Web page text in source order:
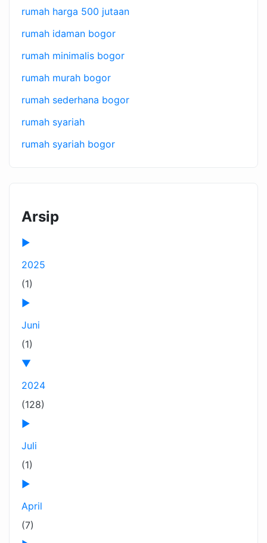
rumah harga 500 jutaan
rumah idaman bogor
rumah minimalis bogor
rumah murah bogor
rumah sederhana bogor
rumah syariah
rumah syariah bogor
Arsip
►
2025
(1)
►
Juni
(1)
▼
2024
(128)
►
Juli
(1)
►
April
(7)